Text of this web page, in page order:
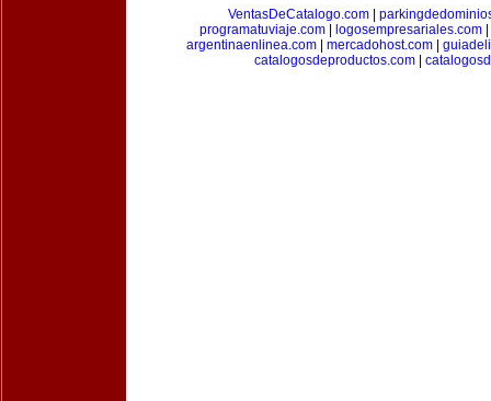
VentasDeCatalogo.com|
programatuviaje.com| logosempresariales.com|
argentinaenlinea.com| mercadohost.com|
catalogosdeproductos.com